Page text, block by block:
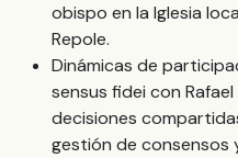
obispo en la Iglesia
Repole.
Dinámicas de
sensus fidei con
decisiones
gestión de consensos